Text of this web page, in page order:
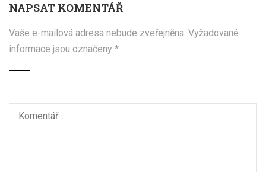
NAPSAT KOMENTÁŘ
Vaše e-mailová adresa nebude zveřejněna. Vyžadované
informace jsou označeny *